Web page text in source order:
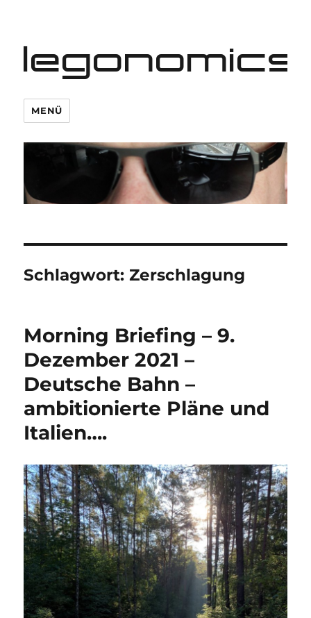
legonomics
MENÜ
Schlagwort:Zerschlagung
Morning Briefing – 9.
Dezember 2021 –
Deutsche Bahn –
ambitionierte Pläne und
Italien….